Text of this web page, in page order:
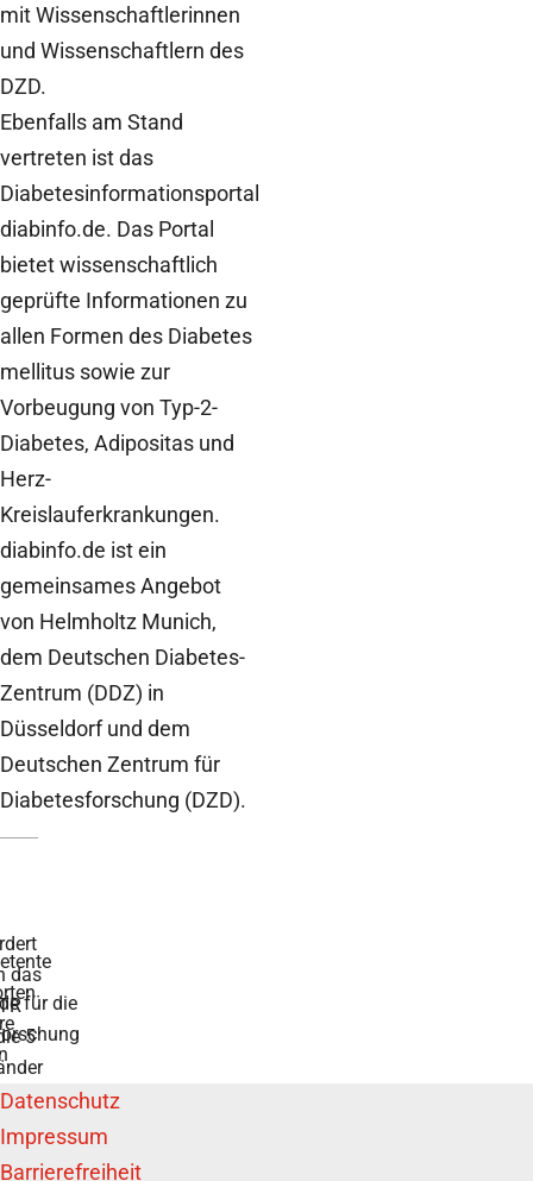
mit Wissenschaftlerinnen
und Wissenschaftlern des
DZD.
Ebenfalls am Stand
vertreten ist das
Diabetesinformationsportal
diabinfo.de. Das Portal
bietet wissenschaftlich
geprüfte Informationen zu
allen Formen des Diabetes
mellitus sowie zur
Vorbeugung von Typ-2-
Diabetes, Adipositas und
Herz-
Kreislauferkrankungen.
diabinfo.de ist ein
gemeinsames Angebot
von Helmholtz Munich,
dem Deutschen Diabetes-
Zentrum (DDZ) in
Düsseldorf und dem
Deutschen Zentrum für
Diabetesforschung (DZD).
für die
das
5
Datenschutz
Impressum
Barrierefreiheit